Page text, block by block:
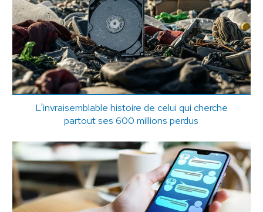
L'invraisemblable histoire de celui qui cherche
partout ses 600 millions perdus